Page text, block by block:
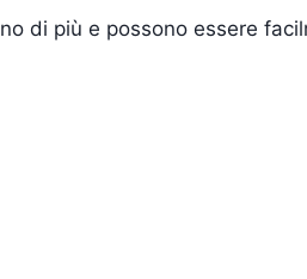
di più e possono essere